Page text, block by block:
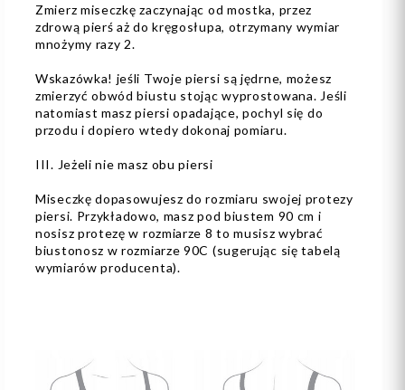
Zmierz miseczkę zaczynając od mostka, przez
zdrową pierś aż do kręgosłupa, otrzymany wymiar
mnożymy razy 2.
Wskazówka! jeśli Twoje piersi są jędrne, możesz
zmierzyć obwód biustu stojąc wyprostowana. Jeśli
natomiast masz piersi opadające, pochyl się do
przodu i dopiero wtedy dokonaj pomiaru.
III. Jeżeli nie masz obu piersi
Miseczkę dopasowujesz do rozmiaru swojej protezy
piersi. Przykładowo, masz pod biustem 90 cm i
nosisz protezę w rozmiarze 8 to musisz wybrać
biustonosz w rozmiarze 90C (sugerując się tabelą
wymiarów producenta).